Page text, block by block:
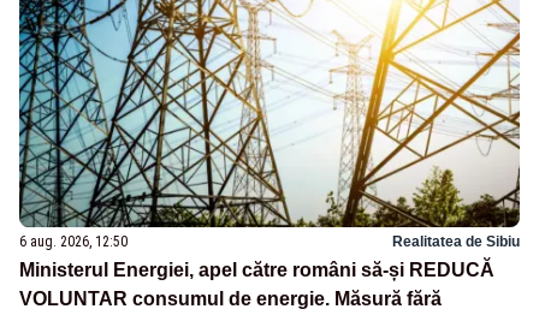
6 aug. 2026, 12:50 Realitatea de Sibiu
Ministerul Energiei, apel către români să-și REDUCĂ
VOLUNTAR consumul de energie. Măsură fără